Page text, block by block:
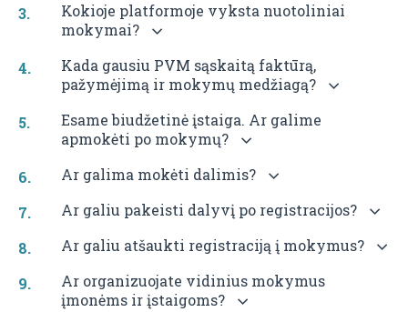
Kokioje platformoje vyksta nuotoliniai
mokymai?
Kada gausiu PVM sąskaitą faktūrą,
pažymėjimą ir mokymų medžiagą?
Esame biudžetinė įstaiga. Ar galime
apmokėti po mokymų?
Ar galima mokėti dalimis?
Ar galiu pakeisti dalyvį po registracijos?
Ar galiu atšaukti registraciją į mokymus?
Ar organizuojate vidinius mokymus
įmonėms ir įstaigoms?